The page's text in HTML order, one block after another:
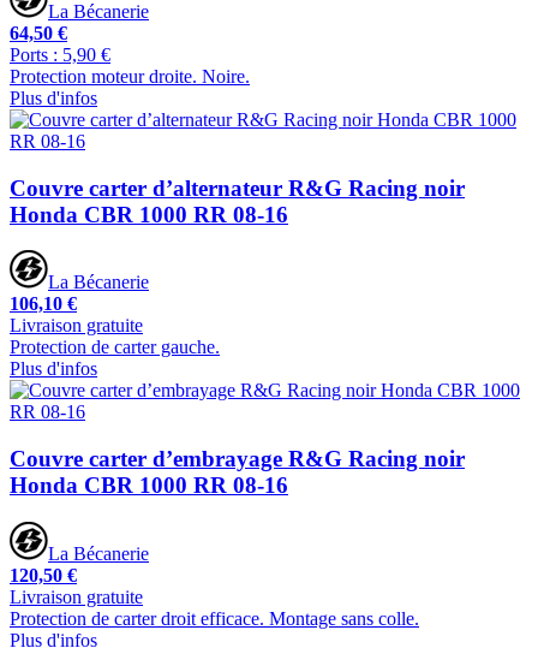
La Bécanerie
64,50 €
Ports : 5,90 €
Protection moteur droite. Noire.
Plus d'infos
Couvre carter d’alternateur R&G Racing noir
Honda CBR 1000 RR 08-16
La Bécanerie
106,10 €
Livraison gratuite
Protection de carter gauche.
Plus d'infos
Couvre carter d’embrayage R&G Racing noir
Honda CBR 1000 RR 08-16
La Bécanerie
120,50 €
Livraison gratuite
Protection de carter droit efficace. Montage sans colle.
Plus d'infos